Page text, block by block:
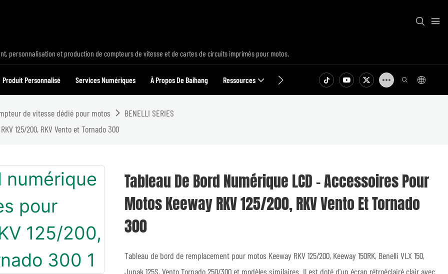
personnalisation et production de compteurs de vitesse et de cartes de circuits imprimés pour motos.
Produit Personnalisé Services Numériques À Propos De Baihang Ressources Contact
de vitesse dédié pour motos
BENELLI SERIES
125/200, RKV Vento et Tornado 300
Tableau De Bord Numérique LCD - Accessoires Pour
Motos Keeway RKV 125/200, RKV Vento Et Tornado
300
Tableau de bord de remplacement pour motos Keeway RKV 125/200, Keeway 150RK, Benelli VLX 150,
Junak 125S, Vento Tornado 250/300 et modèles similaires. Il est doté d'un écran rétroéclairé clair avec